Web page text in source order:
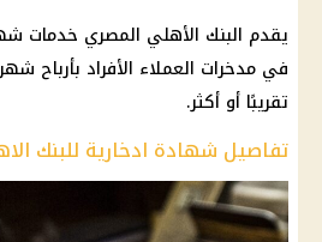
يقدم البنك الأهلي المصري خدمات
تقريبًا أو أكثر.
تفاصيل شهادة ادخارية للبنك